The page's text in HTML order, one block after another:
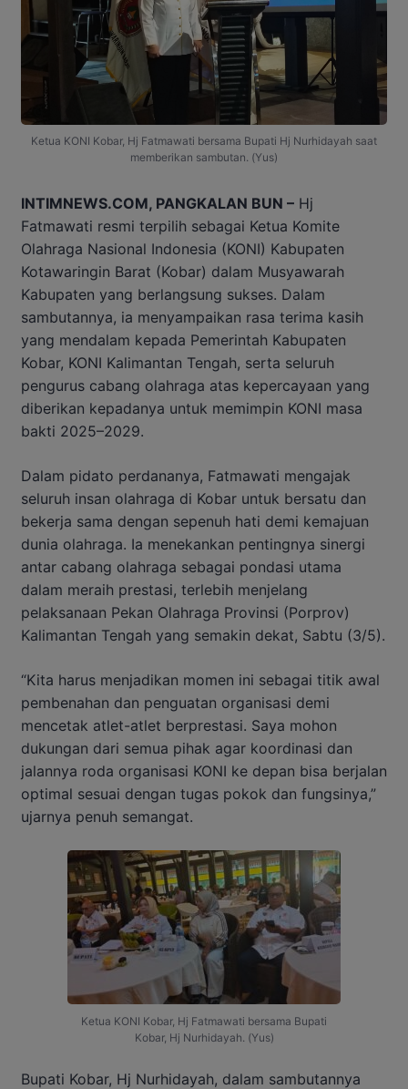
Ketua KONI Kobar, Hj Fatmawati bersama Bupati Hj Nurhidayah saat
memberikan sambutan. (Yus)
INTIMNEWS.COM, PANGKALAN BUN – Hj
Fatmawati resmi terpilih sebagai Ketua Komite
Olahraga Nasional Indonesia (KONI) Kabupaten
Kotawaringin Barat (Kobar) dalam Musyawarah
Kabupaten yang berlangsung sukses. Dalam
sambutannya, ia menyampaikan rasa terima kasih
yang mendalam kepada Pemerintah Kabupaten
Kobar, KONI Kalimantan Tengah, serta seluruh
pengurus cabang olahraga atas kepercayaan yang
diberikan kepadanya untuk memimpin KONI masa
bakti 2025–2029.
Dalam pidato perdananya, Fatmawati mengajak
seluruh insan olahraga di Kobar untuk bersatu dan
bekerja sama dengan sepenuh hati demi kemajuan
dunia olahraga. Ia menekankan pentingnya sinergi
antar cabang olahraga sebagai pondasi utama
dalam meraih prestasi, terlebih menjelang
pelaksanaan Pekan Olahraga Provinsi (Porprov)
Kalimantan Tengah yang semakin dekat, Sabtu (3/5).
“Kita harus menjadikan momen ini sebagai titik awal
pembenahan dan penguatan organisasi demi
mencetak atlet-atlet berprestasi. Saya mohon
dukungan dari semua pihak agar koordinasi dan
jalannya roda organisasi KONI ke depan bisa berjalan
optimal sesuai dengan tugas pokok dan fungsinya,”
ujarnya penuh semangat.
Ketua KONI Kobar, Hj Fatmawati bersama Bupati
Kobar, Hj Nurhidayah. (Yus)
Bupati Kobar, Hj Nurhidayah, dalam sambutannya